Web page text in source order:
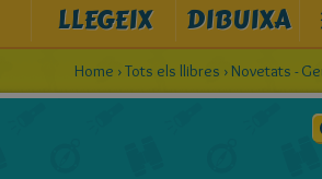
LLEGEIX DIBUIXA
Home ›Tots els llibres ›Novetats -